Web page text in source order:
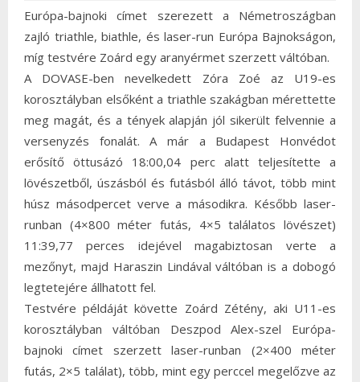
Európa-bajnoki címet szerezett a Németroszágban
zajló triathle, biathle, és laser-run Európa Bajnokságon,
míg testvére Zoárd egy aranyérmet szerzett váltóban.
A DOVASE-ben nevelkedett Zóra Zoé az U19-es
korosztályban elsőként a triathle szakágban mérettette
meg magát, és a tények alapján jól sikerült felvennie a
versenyzés fonalát. A már a Budapest Honvédot
erősítő öttusázó 18:00,04 perc alatt teljesítette a
lövészetből, úszásból és futásból álló távot, több mint
húsz másodpercet verve a másodikra. Később laser-
runban (4×800 méter futás, 4×5 találatos lövészet)
11:39,77 perces idejével magabiztosan verte a
mezőnyt, majd Haraszin Lindával váltóban is a dobogó
legtetejére állhatott fel.
Testvére példáját követte Zoárd Zétény, aki U11-es
korosztályban váltóban Deszpod Alex-szel Európa-
bajnoki címet szerzett laser-runban (2×400 méter
futás, 2×5 találat), több, mint egy perccel megelőzve az